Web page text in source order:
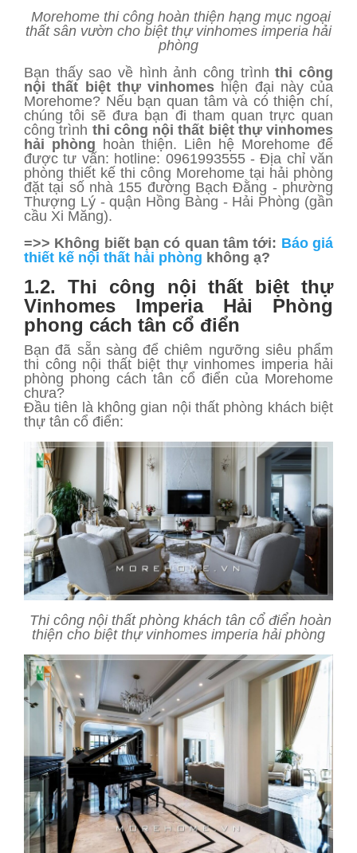
Morehome thi công hoàn thiện hạng mục ngoại
thất sân vườn cho biệt thự vinhomes imperia hải
phòng
Bạn thấy sao về hình ảnh công trìnhthi công
nội thất biệt thự vinhomes hiện đại này của
Morehome? Nếu bạn quan tâm và có thiện chí,
chúng tôi sẽ đưa bạn đi tham quan trực quan
công trình thi công nội thất biệt thự vinhomes
hải phòng hoàn thiện. Liên hệ Morehome để
được tư vấn: hotline: 0961993555 - Địa chỉ văn
phòng thiết kế thi công Morehome tại hải phòng
đặt tại số nhà 155 đường Bạch Đằng - phường
Thượng Lý - quận Hồng Bàng - Hải Phòng (gần
cầu Xi Măng).
=>> Không biết bạn có quan tâm tới: Báo giá
thiết kế nội thất hải phòng không ạ?
1.2. Thi công nội thất biệt thự
Vinhomes Imperia Hải Phòng
phong cách tân cổ điển
Bạn đã sẵn sàng để chiêm ngưỡng siêu phẩm
thi công nội thất biệt thự vinhomes imperia hải
phòng phong cách tân cổ điển của Morehome
chưa?
Đầu tiên là không gian nội thất phòng khách biệt
thự tân cổ điển:
Thi công nội thất phòng khách tân cổ điển hoàn
thiện cho biệt thự vinhomes imperia hải phòng